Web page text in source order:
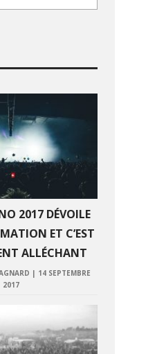
2017 DÉVOILE
ET C’EST
ALLÉCHANT
| 14 SEPTEMBRE
2017